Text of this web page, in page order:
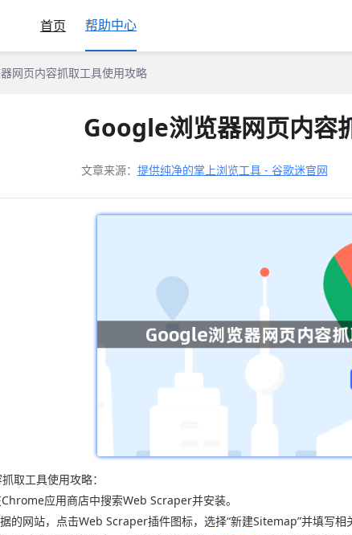
首页 帮助中心
网页内容抓取工具使用攻略
Google浏览器网页内容
文章来源： 提供纯净的掌上浏览工具 - 谷歌迷官网
取工具使用攻略：
应用商店中搜索Web Scraper并安装。
的网站，点击Web Scraper插件图标，选择“新建Sitemap”并填写相